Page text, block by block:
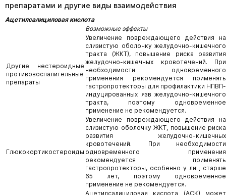
препаратами и другие виды взаимодействия
Ацетилсалициловая кислота
Возможные эффекты
Другие нестероидные
противовоспалительные
препараты
Увеличение повреждающего действия на
слизистую оболочку желудочно-кишечного
тракта (ЖКТ), повышение риска развития
желудочно-кишечных кровотечений. При
необходимости одновременного
применения рекомендуется применять
гастропротекторы для профилактики НПВП-
индуцированных язв желудочно-кишечного
тракта, поэтому одновременное
применение не рекомендуется.
Глюкокортикостероиды
Увеличение повреждающего действия на
слизистую оболочку ЖКТ, повышение риска
развития желудочно-кишечных
кровотечений. При необходимости
одновременного применения
рекомендуется применять
гастропротекторы, особенно у лиц старше
65 лет, поэтому одновременное
применение не рекомендуется.
Ацетилсалициловая кислота (АСК) может